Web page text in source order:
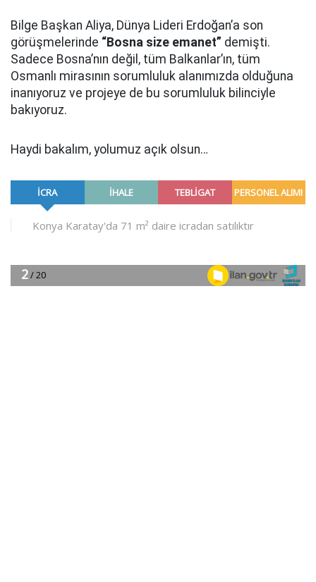
Bilge Başkan Aliya, Dünya Lideri Erdoğan’a son
görüşmelerinde “Bosna size emanet” demişti.
Sadece Bosna’nın değil, tüm Balkanlar’ın, tüm
Osmanlı mirasının sorumluluk alanımızda olduğuna
inanıyoruz ve projeye de bu sorumluluk bilinciyle
bakıyoruz.
Haydi bakalım, yolumuz açık olsun…